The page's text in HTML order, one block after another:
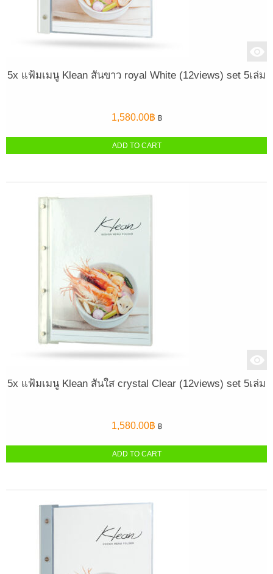
5x แฟ้มเมนู Klean สันขาว royal White (12views) set 5เล่ม
1,580.00฿ ฿
ADD TO CART
5x แฟ้มเมนู Klean สันใส crystal Clear (12views) set 5เล่ม
1,580.00฿ ฿
ADD TO CART